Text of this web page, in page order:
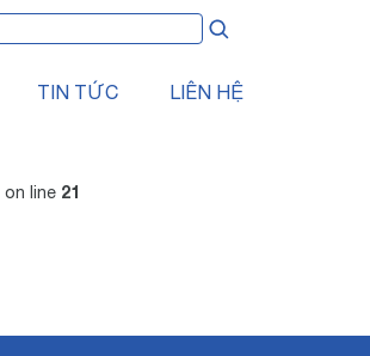
TIN TỨC LIÊN HỆ
on line 21